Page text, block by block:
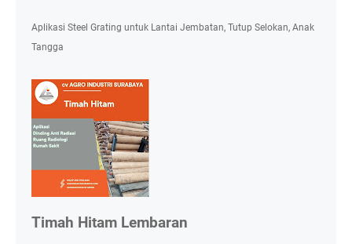
Aplikasi Steel Grating untuk Lantai Jembatan, Tutup Selokan, Anak
Tangga
Timah Hitam Lembaran